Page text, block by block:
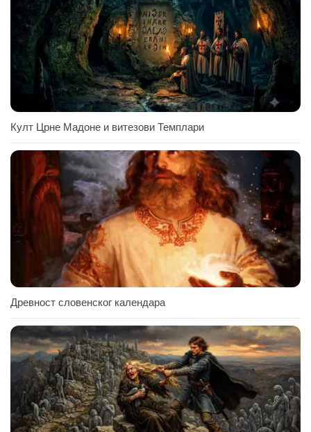
Култ Црне Мадоне и витезови Темплари
Древност словенског календара